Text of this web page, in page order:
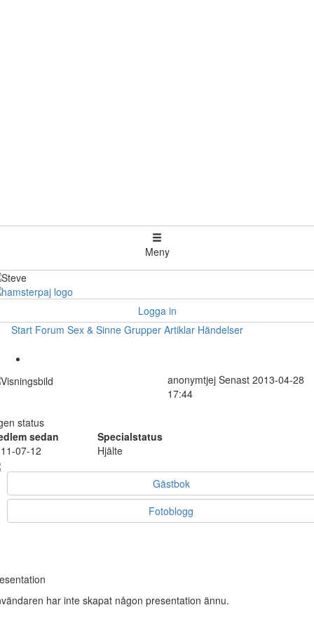
Meny
Logga in
Start Forum Sex & Sinne Grupper Artiklar Händelser
anonymtjej Senast 2013-04-28
17:44
status
sedan
Specialstatus
07-12
Hjälte
Gästbok
Fotoblogg
har inte skapat någon presentation ännu.